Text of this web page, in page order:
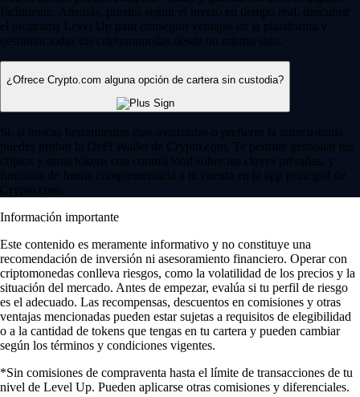
fácilmente. Además, puedes seguir el precio en tiempo real, descubrir
el programa Level Up para conseguir ventajas en la plataforma y
gestionar todas tus criptomonedas desde un mismo sitio.
¿Ofrece Crypto.com alguna opción de cartera sin custodia?
Sí, si buscas herramientas más avanzadas o prefieres la autocustodia,
puedes probar la DeFi Wallet de Crypto.com. Te permite gestionar tus
criptos y otros tokens con control total sobre tus claves privadas, y
funciona de forma complementaria a tu cuenta en la app principal de
Crypto.com.
Información importante
Este contenido es meramente informativo y no constituye una
recomendación de inversión ni asesoramiento financiero. Operar con
criptomonedas conlleva riesgos, como la volatilidad de los precios y la
situación del mercado. Antes de empezar, evalúa si tu perfil de riesgo
es el adecuado. Las recompensas, descuentos en comisiones y otras
ventajas mencionadas pueden estar sujetas a requisitos de elegibilidad
o a la cantidad de tokens que tengas en tu cartera y pueden cambiar
según los términos y condiciones vigentes.
*Sin comisiones de compraventa hasta el límite de transacciones de tu
nivel de Level Up. Pueden aplicarse otras comisiones y diferenciales.